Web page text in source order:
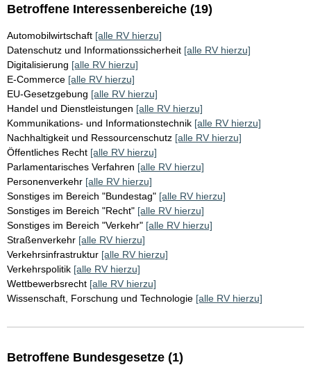
Betroffene Interessenbereiche (19)
Automobilwirtschaft [alle RV hierzu]
Datenschutz und Informationssicherheit [alle RV hierzu]
Digitalisierung [alle RV hierzu]
E-Commerce [alle RV hierzu]
EU-Gesetzgebung [alle RV hierzu]
Handel und Dienstleistungen [alle RV hierzu]
Kommunikations- und Informationstechnik [alle RV hierzu]
Nachhaltigkeit und Ressourcenschutz [alle RV hierzu]
Öffentliches Recht [alle RV hierzu]
Parlamentarisches Verfahren [alle RV hierzu]
Personenverkehr [alle RV hierzu]
Sonstiges im Bereich "Bundestag" [alle RV hierzu]
Sonstiges im Bereich "Recht" [alle RV hierzu]
Sonstiges im Bereich "Verkehr" [alle RV hierzu]
Straßenverkehr [alle RV hierzu]
Verkehrsinfrastruktur [alle RV hierzu]
Verkehrspolitik [alle RV hierzu]
Wettbewerbsrecht [alle RV hierzu]
Wissenschaft, Forschung und Technologie [alle RV hierzu]
Betroffene Bundesgesetze (1)